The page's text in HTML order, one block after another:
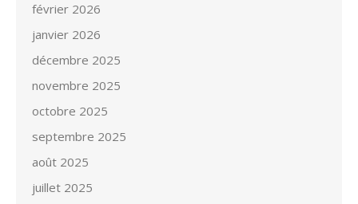
février 2026
janvier 2026
décembre 2025
novembre 2025
octobre 2025
septembre 2025
août 2025
juillet 2025